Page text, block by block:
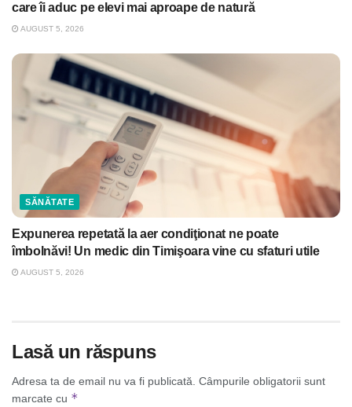
care îi aduc pe elevi mai aproape de natură
AUGUST 5, 2026
SĂNĂTATE
Expunerea repetată la aer condiţionat ne poate
îmbolnăvi! Un medic din Timişoara vine cu sfaturi utile
AUGUST 5, 2026
Lasă un răspuns
Adresa ta de email nu va fi publicată. Câmpurile obligatorii sunt
marcate cu *